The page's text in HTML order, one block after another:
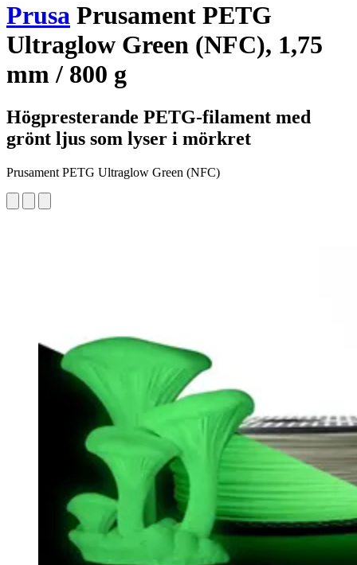
Prusa Prusament PETG
Ultraglow Green (NFC), 1,75
mm / 800 g
Högpresterande PETG-filament med
grönt ljus som lyser i mörkret
Prusament PETG Ultraglow Green (NFC)